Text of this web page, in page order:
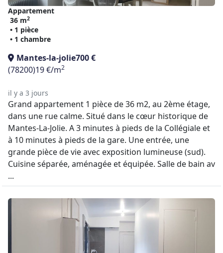
Appartement
36 m2
• 1 pièce
• 1 chambre
Mantes-la-jolie700 €
(78200)19 €/m2
il y a 3 jours
Grand appartement 1 pièce de 36 m2, au 2ème étage,
dans une rue calme. Situé dans le cœur historique de
Mantes-La-Jolie. A 3 minutes à pieds de la Collégiale et
à 10 minutes à pieds de la gare. Une entrée, une
grande pièce de vie avec exposition lumineuse (sud).
Cuisine séparée, aménagée et équipée. Salle de bain av
...